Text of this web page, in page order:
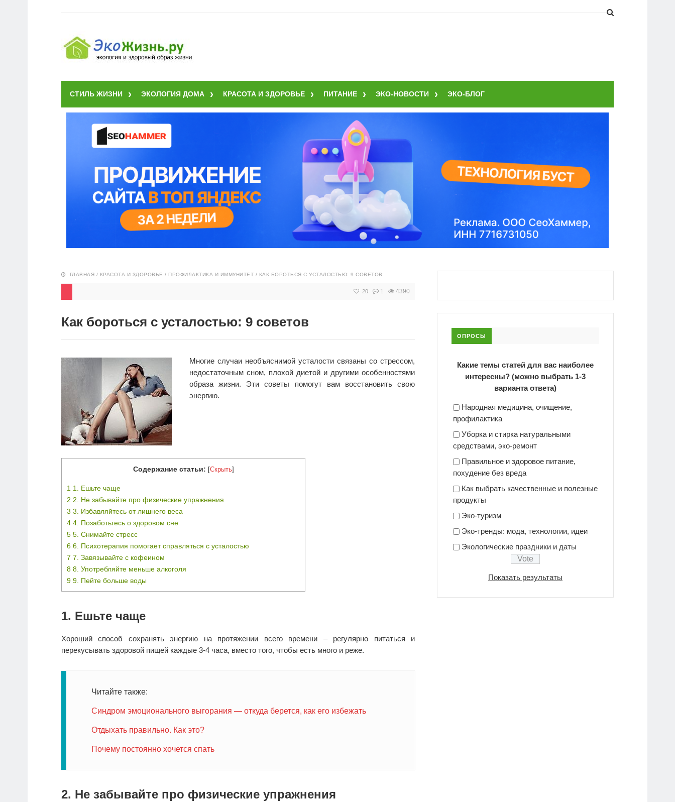
СТИЛЬ ЖИЗНИ ЭКОЛОГИЯ ДОМА КРАСОТА И ЗДОРОВЬЕ ПИТАНИЕ ЭКО-НОВОСТИ ЭКО-БЛОГ
ГЛАВНАЯ / КРАСОТА И ЗДОРОВЬЕ / ПРОФИЛАКТИКА И ИММУНИТЕТ / КАК БОРОТЬСЯ С УСТАЛОСТЬЮ: 9 СОВЕТОВ
20 1 4390
Как бороться с усталостью: 9 советов
Многие случаи необъяснимой усталости связаны со стрессом,
недостаточным сном, плохой диетой и другими особенностями
образа жизни. Эти советы помогут вам восстановить свою
энергию.
Содержание статьи: [Скрыть]
1 1. Ешьте чаще
2 2. Не забывайте про физические упражнения
3 3. Избавляйтесь от лишнего веса
4 4. Позаботьтесь о здоровом сне
5 5. Снимайте стресс
6 6. Психотерапия помогает справляться с усталостью
7 7. Завязывайте с кофеином
8 8. Употребляйте меньше алкоголя
9 9. Пейте больше воды
1. Ешьте чаще
Хороший способ сохранять энергию на протяжении всего времени – регулярно питаться и
перекусывать здоровой пищей каждые 3-4 часа, вместо того, чтобы есть много и реже.
Читайте также:
Синдром эмоционального выгорания — откуда берется, как его избежать
Отдыхать правильно. Как это?
Почему постоянно хочется спать
2. Не забывайте про физические упражнения
ОПРОСЫ
Какие темы статей для вас наиболее
интересны? (можно выбрать 1-3
варианта ответа)
Народная медицина, очищение,
профилактика
Уборка и стирка натуральными
средствами, эко-ремонт
Правильное и здоровое питание,
похудение без вреда
Как выбрать качественные и полезные
продукты
Эко-туризм
Эко-тренды: мода, технологии, идеи
Экологические праздники и даты
Показать результаты